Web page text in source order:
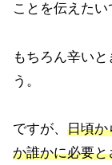
ことを伝えたい
もちろん辛い
う。
ですが、 日頃か
か誰かに必要